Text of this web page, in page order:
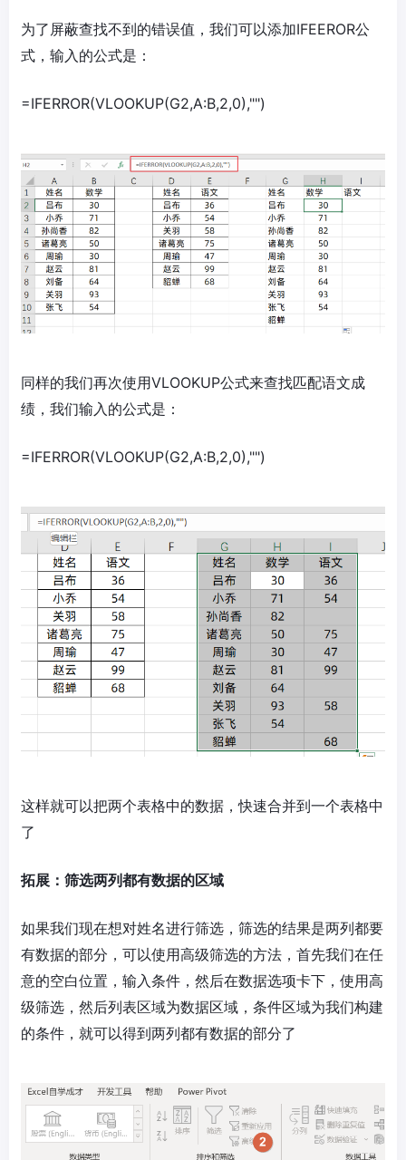
为了屏蔽查找不到的错误值，我们可以添加IFEEROR公
式，输入的公式是：
=IFERROR(VLOOKUP(G2,A:B,2,0),"")
同样的我们再次使用VLOOKUP公式来查找匹配语文成
绩，我们输入的公式是：
=IFERROR(VLOOKUP(G2,A:B,2,0),"")
这样就可以把两个表格中的数据，快速合并到一个表格中
了
拓展：筛选两列都有数据的区域
如果我们现在想对姓名进行筛选，筛选的结果是两列都要
有数据的部分，可以使用高级筛选的方法，首先我们在任
意的空白位置，输入条件，然后在数据选项卡下，使用高
级筛选，然后列表区域为数据区域，条件区域为我们构建
的条件，就可以得到两列都有数据的部分了